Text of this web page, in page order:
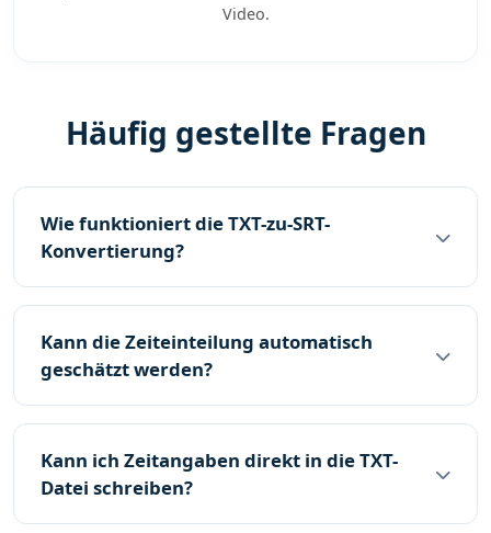
Video.
Häufig gestellte Fragen
Wie funktioniert die TXT-zu-SRT-
Konvertierung?
Kann die Zeiteinteilung automatisch
geschätzt werden?
Kann ich Zeitangaben direkt in die TXT-
Datei schreiben?